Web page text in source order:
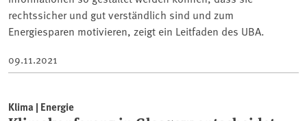
rechtssicher und gut verständlich sind und zum
Energiesparen motivieren, zeigt ein Leitfaden des UBA.
09.11.2021
Klima | Energie